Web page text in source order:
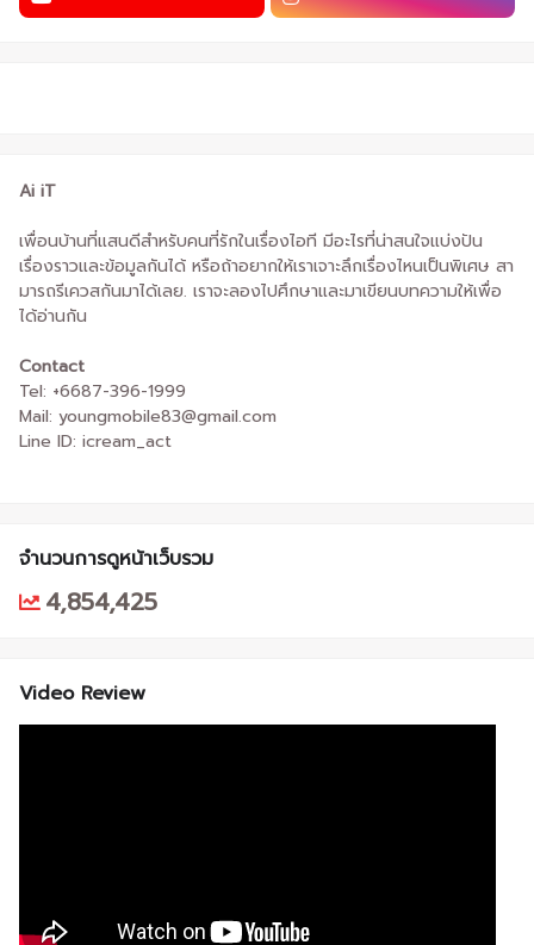
Ai iT
เพื่อนบ้านที่แสนดีสำหรับคนที่รักในเรื่องไอที มีอะไรที่น่าสนใจแบ่งปัน
เรื่องราวและข้อมูลกันได้ หรือถ้าอยากให้เราเจาะลึกเรื่องไหนเป็นพิเศษ สา
มารถรีเควสกันมาได้เลย. เราจะลองไปศึกษาและมาเขียนบทความให้เพื่อ
ได้อ่านกัน
Contact
Tel: +6687-396-1999
Mail: youngmobile83@gmail.com
Line ID: icream_act
จำนวนการดูหน้าเว็บรวม
4,854,425
Video Review